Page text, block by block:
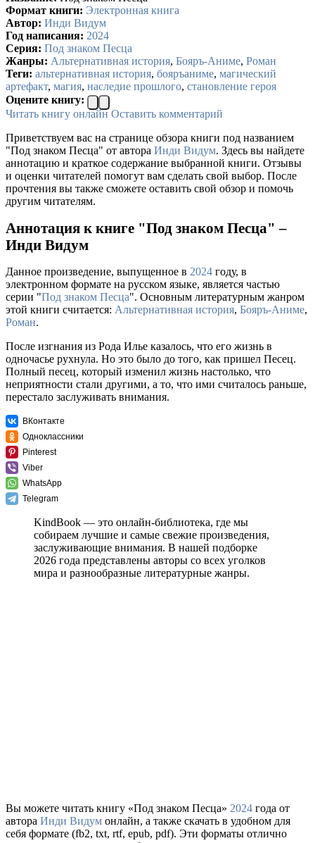
Формат книги: Электронная книга
Автор: Инди Видум
Год написания: 2024
Серия: Под знаком Песца
Жанры: Альтернативная история, Бояръ-Аниме, Роман
Теги: альтернативная история, бояръаниме, магический
артефакт, магия, наследие прошлого, становление героя
Оцените книгу:
Читать книгу онлайн Оставить комментарий
Приветствуем вас на странице обзора книги под названием
"Под знаком Песца" от автора Инди Видум. Здесь вы найдете
аннотацию и краткое содержание выбранной книги. Отзывы
и оценки читателей помогут вам сделать свой выбор. После
прочтения вы также сможете оставить свой обзор и помочь
другим читателям.
Аннотация к книге "Под знаком Песца" –
Инди Видум
Данное произведение, выпущенное в 2024 году, в
электронном формате на русском языке, является частью
серии "Под знаком Песца". Основным литературным жанром
этой книги считается: Альтернативная история, Бояръ-Аниме,
Роман.
После изгнания из Рода Илье казалось, что его жизнь в
одночасье рухнула. Но это было до того, как пришел Песец.
Полный песец, который изменил жизнь настолько, что
неприятности стали другими, а то, что ими считалось раньше,
перестало заслуживать внимания.
ВКонтакте
Одноклассники
Pinterest
Viber
WhatsApp
Telegram
KindBook — это онлайн-библиотека, где мы
собираем лучшие и самые свежие произведения,
заслуживающие внимания. В нашей подборке
2026 года представлены авторы со всех уголков
мира и разнообразные литературные жанры.
Вы можете читать книгу «Под знаком Песца» 2024 года от
автора Инди Видум онлайн, а также скачать в удобном для
себя формате (fb2, txt, rtf, epub, pdf). Эти форматы отлично